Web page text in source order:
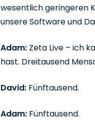
wesentlich geringeren
unsere Software und
Adam: Zeta Live – ich
hast. Dreitausend
David: Fünftausend.
Adam: Fünftausend.